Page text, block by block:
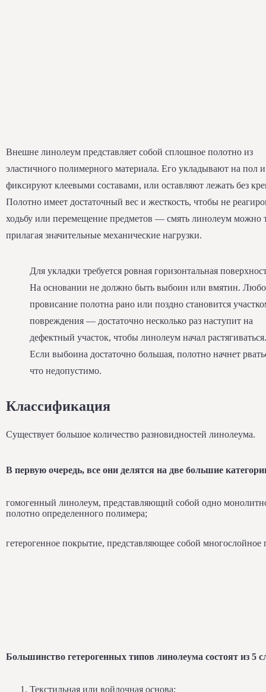
Внешне линолеум представляет собой сплошное полотно из
эластичного полимерного материала. Его укладывают на пол и
фиксируют клеевыми составами, или оставляют лежать без
Полотно имеет достаточный вес и жесткость, чтобы не
ходьбу или перемещение предметов — смять линолеум можно
прилагая значительные механические нагрузки.
Для укладки требуется ровная горизонтальная
На основании не должно быть выбоин или вмятин.
провисание полотна рано или поздно становится
повреждения — достаточно несколько раз наступит на
дефектный участок, чтобы линолеум начал растягиваться.
Если выбоина достаточно большая, полотно начнет
что недопустимо.
Классификация
Существует большое количество разновидностей линолеума.
В первую очередь, все они делятся на две большие
гомогенный линолеум, представляющий собой одно
полотно определенного полимера;
гетерогенное покрытие, представляющее собой многослойное
Большинство гетерогенных типов линолеума состоят из 5
Текстильная или войлочная основа;